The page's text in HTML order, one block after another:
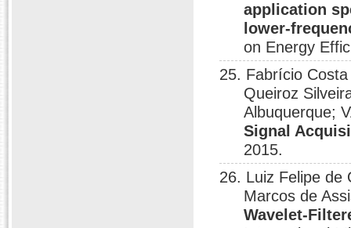
application
lower-
on Energy
25. Fabrício
Queiroz
Albuquerque;
Signal
2015.
26. Luiz Felipe de
Marcos de
Wavelet-